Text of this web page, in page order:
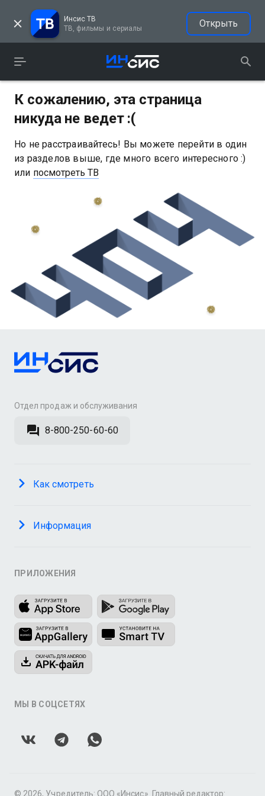
Инсис ТВ
ТВ, фильмы и сериалы
Открыть
К сожалению, эта страница
никуда не ведет :(
Но не расстраивайтесь! Вы можете перейти в один
из разделов выше, где много всего интересного :)
или посмотреть ТВ
Отдел продаж и обслуживания
8-800-250-60-60
Как смотреть
Информация
ПРИЛОЖЕНИЯ
МЫ В СОЦСЕТЯХ
© 2026, Учредитель: ООО «Инсис». Главный редактор: